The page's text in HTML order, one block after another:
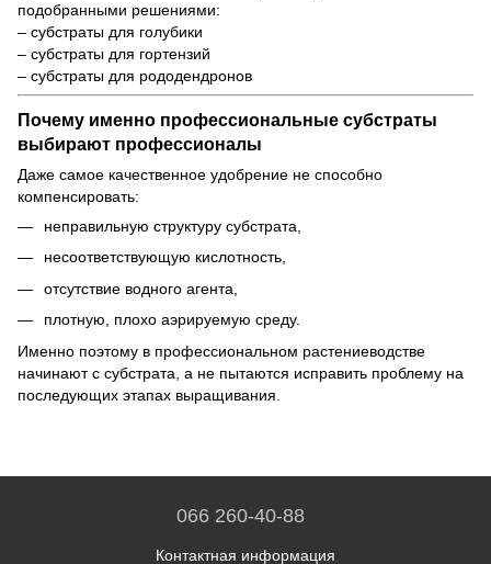
подобранными решениями:
– субстраты для голубики
– субстраты для гортензий
– субстраты для рододендронов
Почему именно профессиональные субстраты
выбирают профессионалы
Даже самое качественное удобрение не способно
компенсировать:
неправильную структуру субстрата,
несоответствующую кислотность,
отсутствие водного агента,
плотную, плохо аэрируемую среду.
Именно поэтому в профессиональном растениеводстве
начинают с субстрата, а не пытаются исправить проблему на
последующих этапах выращивания.
066 260-40-88
Контактная информация